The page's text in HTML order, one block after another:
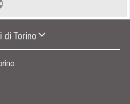
di Torino